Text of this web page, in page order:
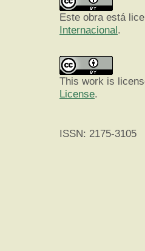
Este obra está
Internacional.
This work is
License.
ISSN: 2175-3105